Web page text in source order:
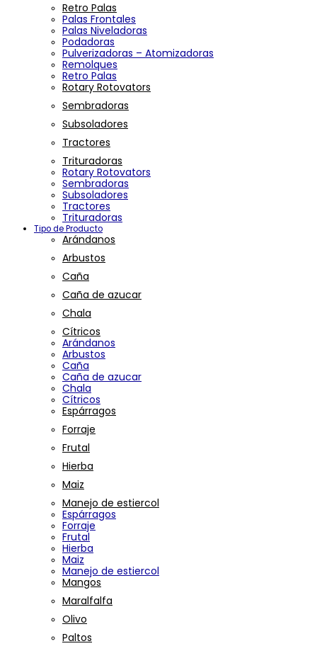
Retro Palas
Palas Frontales
Palas Niveladoras
Podadoras
Pulverizadoras – Atomizadoras
Remolques
Retro Palas
Rotary Rotovators
Sembradoras
Subsoladores
Tractores
Trituradoras
Rotary Rotovators
Sembradoras
Subsoladores
Tractores
Trituradoras
Tipo de Producto
Arándanos
Arbustos
Caña
Caña de azucar
Chala
Cítricos
Arándanos
Arbustos
Caña
Caña de azucar
Chala
Cítricos
Espárragos
Forraje
Frutal
Hierba
Maiz
Manejo de estiercol
Espárragos
Forraje
Frutal
Hierba
Maiz
Manejo de estiercol
Mangos
Maralfalfa
Olivo
Paltos